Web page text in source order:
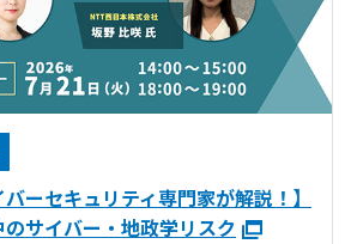
バーセキュリティ専門家が解説！】
サイバー・地政学リスク